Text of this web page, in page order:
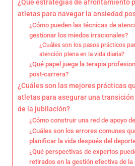
¿Qué estrategias de afrontamiento
atletas para navegar la ansiedad
¿Cómo pueden las técnicas de
gestionar los miedos irracionales?
¿Cuáles son los pasos prácticos
atención plena en la vida diaria?
¿Qué papel juega la terapia
post-carrera?
¿Cuáles son las mejores prácticas
atletas para asegurar una
de la jubilación?
¿Cómo construir una red de apoyo
¿Cuáles son los errores comunes
planificar la vida después del
¿Qué perspectivas de expertos
retirados en la gestión efectiva de la